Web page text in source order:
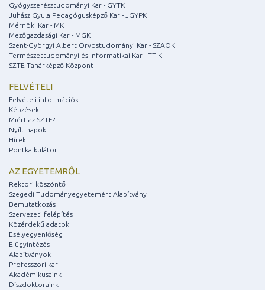
Gyógyszerésztudományi Kar - GYTK
Juhász Gyula Pedagógusképző Kar - JGYPK
Mérnöki Kar - MK
Mezőgazdasági Kar - MGK
Szent-Györgyi Albert Orvostudományi Kar - SZAOK
Természettudományi és Informatikai Kar - TTIK
SZTE Tanárképző Központ
FELVÉTELI
Felvételi információk
Képzések
Miért az SZTE?
Nyílt napok
Hírek
Pontkalkulátor
AZ EGYETEMRŐL
Rektori köszöntő
Szegedi Tudományegyetemért Alapítvány
Bemutatkozás
Szervezeti felépítés
Közérdekű adatok
Esélyegyenlőség
E-ügyintézés
Alapítványok
Professzori kar
Akadémikusaink
Díszdoktoraink